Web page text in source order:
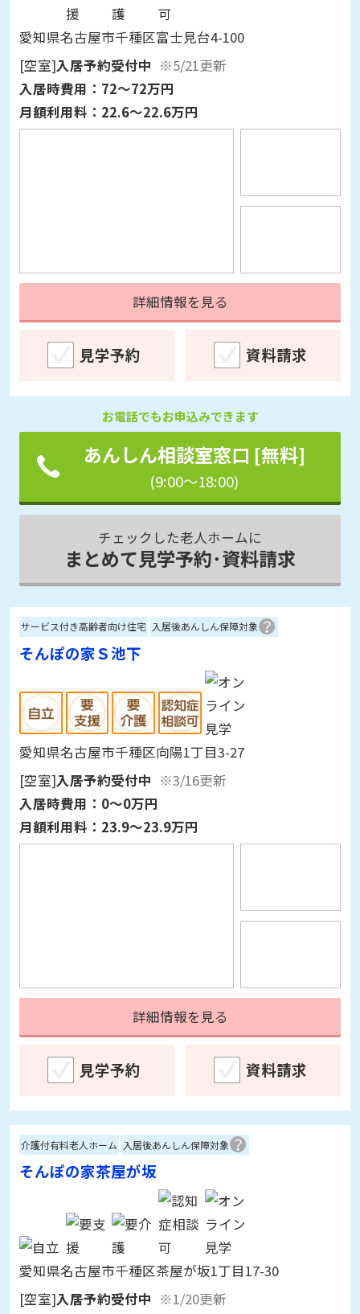
愛知県名古屋市千種区富士見台4-100
[空室]入居予約受付中 ※5/21更新
入居時費用：72～72万円
月額利用料： 22.6～22.6万円
詳細情報を見る
お電話でもお申込みできます
あんしん相談室窓口 [無料]
(9:00～18:00)
チェックした老人ホームに
まとめて見学予約･資料請求
サービス付き高齢者向け住宅 入居後あんしん保障対象
そんぽの家Ｓ池下
愛知県名古屋市千種区向陽1丁目3-27
[空室]入居予約受付中 ※3/16更新
入居時費用：0～0万円
月額利用料： 23.9～23.9万円
詳細情報を見る
介護付有料老人ホーム 入居後あんしん保障対象
そんぽの家茶屋が坂
愛知県名古屋市千種区茶屋が坂1丁目17-30
[空室]入居予約受付中 ※1/20更新
入居時費用：0～0万円